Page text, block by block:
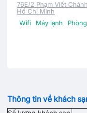
76E/2 Phạm Viết
Hồ Chí Minh
Wifi
Máy lạnh
Thông tin về khách